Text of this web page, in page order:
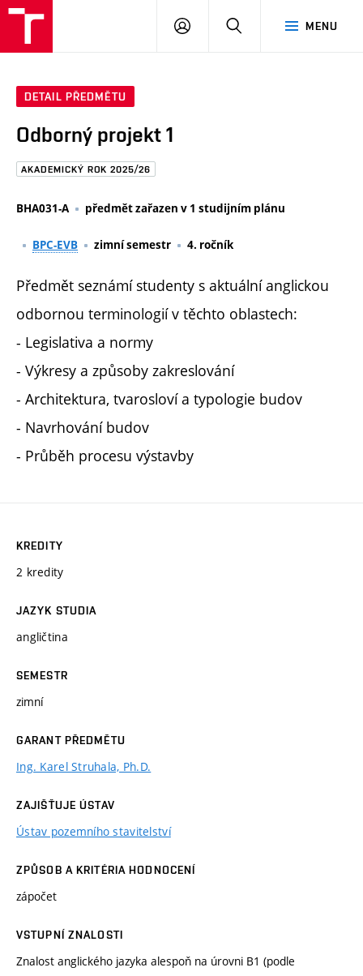
Brno
MENU
PŘIHLÁSIT
DETAIL PŘEDMĚTU
Odborný projekt 1
AKADEMICKÝ ROK 2025/26
BHA031-A předmět zařazen v 1 studijním plánu
BPC-EVB zimní semestr 4. ročník
Předmět seznámí studenty s aktuální anglickou
odbornou terminologií v těchto oblastech:
- Legislativa a normy
- Výkresy a způsoby zakreslování
- Architektura, tvarosloví a typologie budov
- Navrhování budov
- Průběh procesu výstavby
KREDITY
2 kredity
JAZYK STUDIA
angličtina
SEMESTR
zimní
GARANT PŘEDMĚTU
Ing. Karel Struhala, Ph.D.
ZAJIŠŤUJE ÚSTAV
Ústav pozemního stavitelství
ZPŮSOB A KRITÉRIA HODNOCENÍ
zápočet
VSTUPNÍ ZNALOSTI
Znalost anglického jazyka alespoň na úrovni B1 (podle